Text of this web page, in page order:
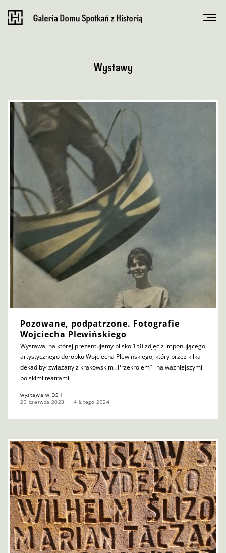
Wystawy
Pozowane, podpatrzone. Fotografie
Wojciecha Plewińskiego
Wystawa, na której prezentujemy blisko 150 zdjęć z imponującego
artystycznego dorobku Wojciecha Plewińskiego, który przez kilka
dekad był związany z krakowskim „Przekrojem” i najważniejszymi
polskimi teatrami.
wystawa w DSH
23 czerwca 2023
4 lutego 2024